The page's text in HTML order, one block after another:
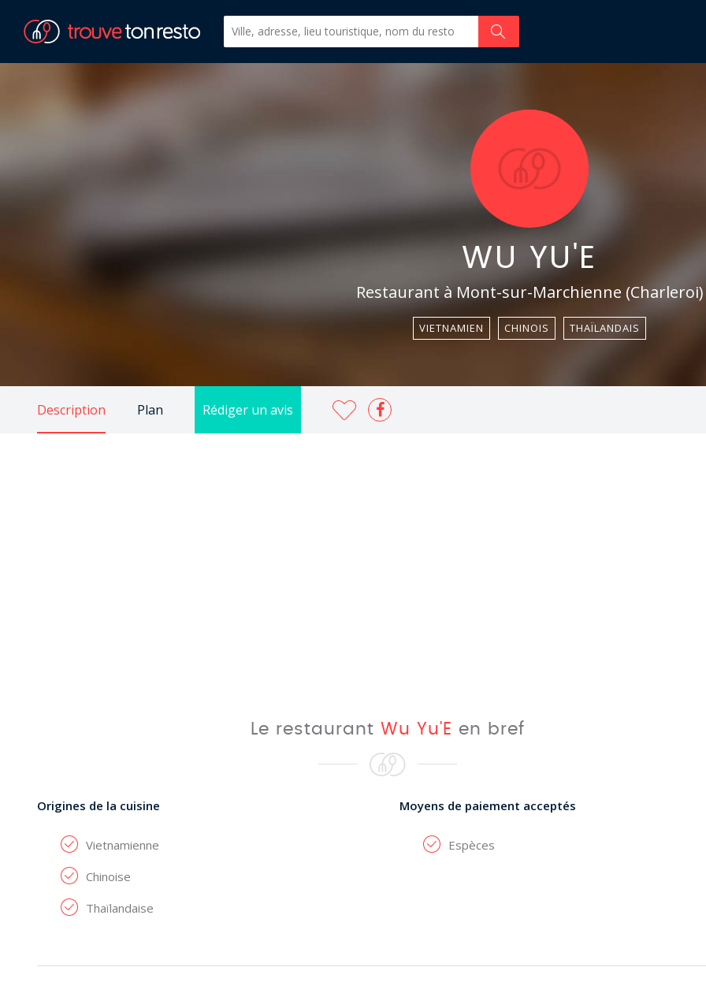
WU YU'E
Restaurant à Mont-sur-Marchienne (Charleroi)
VIETNAMIEN CHINOIS THAÏLANDAIS
Description Plan Rédiger un avis
Le restaurant Wu Yu'E en bref
Origines de la cuisine
Vietnamienne
Chinoise
Thaïlandaise
Moyens de paiement acceptés
Espèces